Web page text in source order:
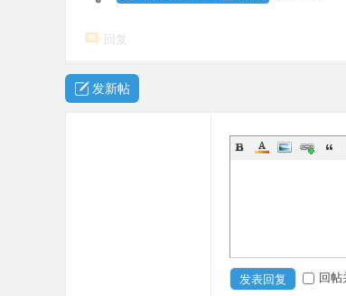
回复
发新帖
发表回复 回帖